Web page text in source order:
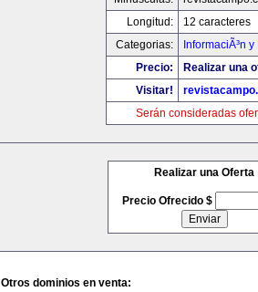
Longitud:
12 caracteres
Categorias:
InformaciÃ³n
Precio:
Realizar una
Visitar!
Serán consideradas
Realizar una Oferta
Precio Ofrecido $
Otros dominios en venta: